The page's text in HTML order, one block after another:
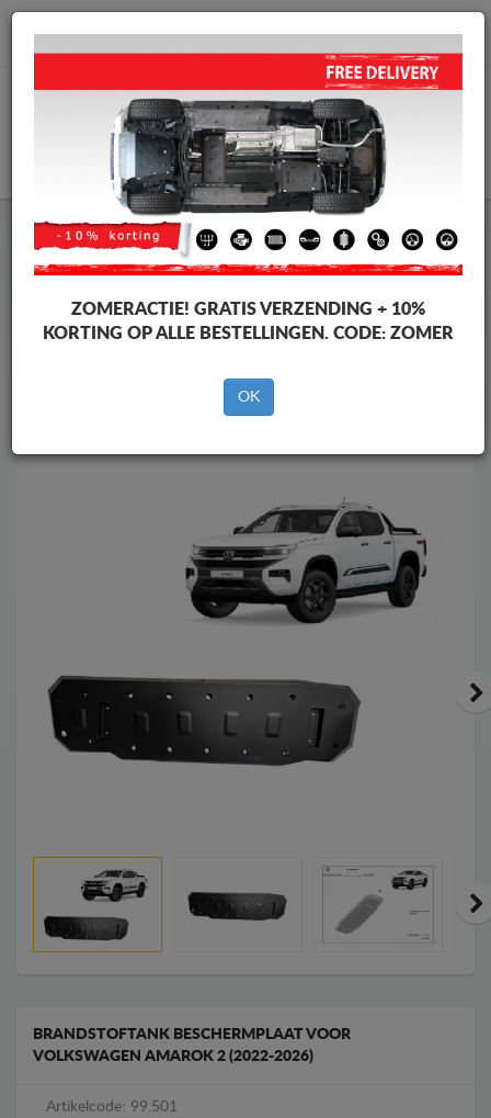
info@motorbeschermplaat.com
WINKELWAGEN
Motor Beschermplaat Motor Beschermplaat Volkswagen
Motor Beschermplaat
Amarok
Merken
Merken
Terug naar de catalogus
BRANDSTOFTANK BESCHERMPLAAT VOOR
VOLKSWAGEN AMAROK 2 (2022-2026)
Artikelcode: 99.501
ZOMERACTIE! GRATIS VERZENDING + 10%
KORTING OP ALLE BESTELLINGEN. CODE: ZOMER
OK